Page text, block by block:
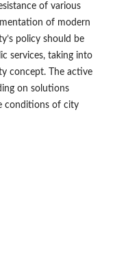
of various
of modern
policy should be
services, taking into
concept. The active
on solutions
conditions of city